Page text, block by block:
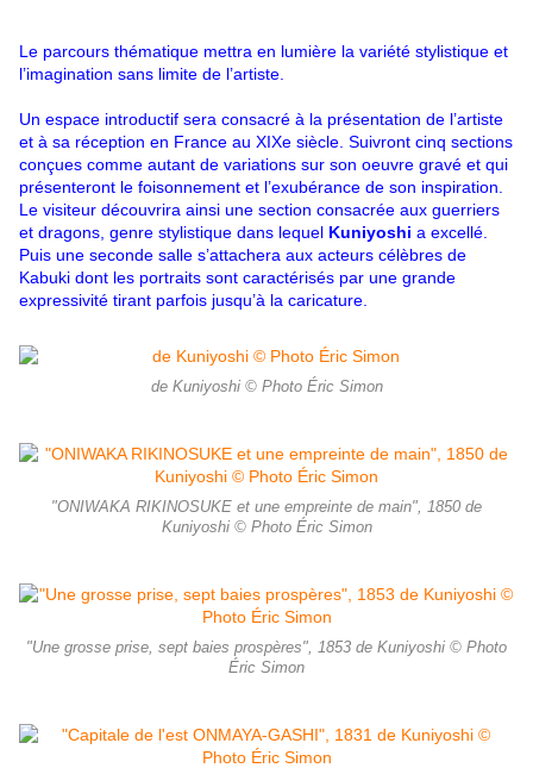
Le parcours thématique mettra en lumière la variété stylistique et
l’imagina­tion sans limite de l’artiste.
Un espace introductif sera consacré à la présentation de l’artiste
et à sa ré­ception en France au XIXe siècle. Suivront cinq sections
conçues comme au­tant de variations sur son oeuvre gravé et qui
présenteront le foisonnement et l’exubérance de son inspiration.
Le visiteur découvrira ainsi une section consacrée aux guerriers
et dragons, genre stylistique dans lequel Kuniyoshi a excellé.
Puis une seconde salle s’attachera aux acteurs célèbres de
Kabuki dont les portraits sont caractérisés par une grande
expressivité tirant par­fois jusqu’à la caricature.
de Kuniyoshi © Photo Éric Simon
"ONIWAKA RIKINOSUKE et une empreinte de main", 1850 de
Kuniyoshi © Photo Éric Simon
"Une grosse prise, sept baies prospères", 1853 de Kuniyoshi © Photo
Éric Simon